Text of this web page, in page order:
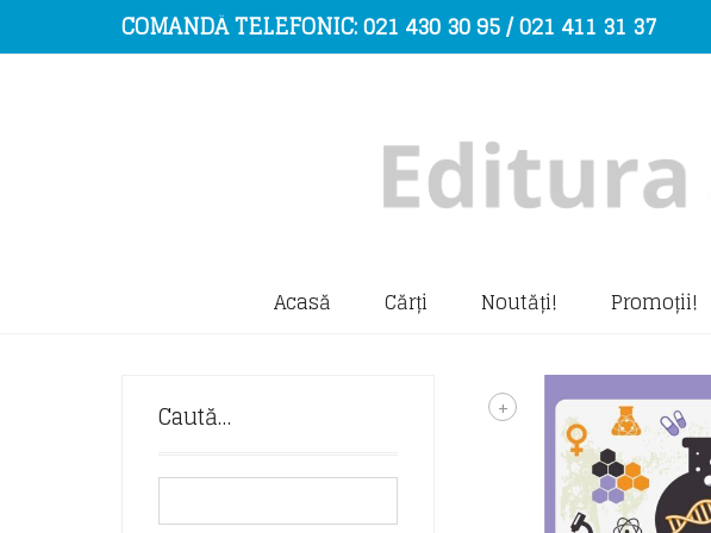
COMANDĂ TELEFONIC: 021 430 30 95 / 021 411 31 37
Acasă Cărți Noutăți! Promoții!
+
Caută…